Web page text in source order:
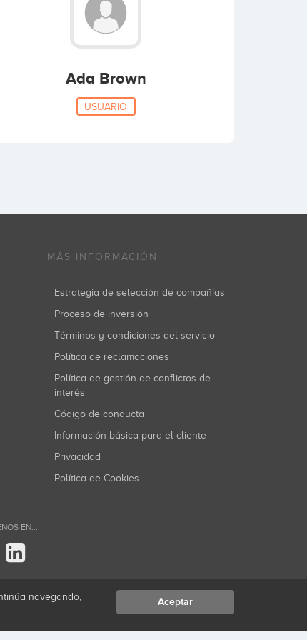
Ada Brown
USUARIO
MÁS INFORMACIÓN
Estrategia de selección de compañías
Proceso de inversión
Términos y condiciones del servicio
Política de reclamaciones
Política de gestión de conflictos de
interés
Código de conducta
Información básica para el cliente
Privacidad
Política de Cookies
EN...
navegando,
Aceptar